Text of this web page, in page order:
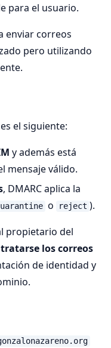
para el usuario.
enviar correos
pero utilizando
el siguiente:
y además está
mensaje válido.
, DMARC aplica la
o reject ).
propietario del
los correos
de identidad y